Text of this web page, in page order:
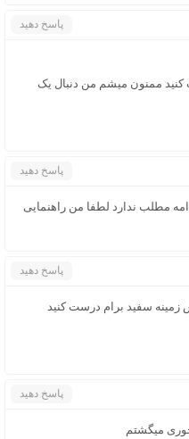
پاسخ دهید
ممنون میشم من دنبال یک
پاسخ دهید
وبلاگ مدرن2 شما ادامه مطلب ندارد لطفا من راهنمایی
پاسخ دهید
زمینه سفید برام درست کنید
پاسخ دهید
میگشتم